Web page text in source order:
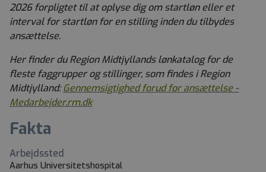
2026 forpligtet til at oplyse dig om startløn eller et
interval for startløn for en stilling inden du tilbydes
ansættelse.
Her finder du Region Midtjyllands lønkatalog for de
fleste faggrupper og stillinger, som findes i Region
Midtjylland:Gennemsigtighed forud for ansættelse -
Medarbejder.rm.dk
Fakta
Arbejdssted
Aarhus Universitetshospital